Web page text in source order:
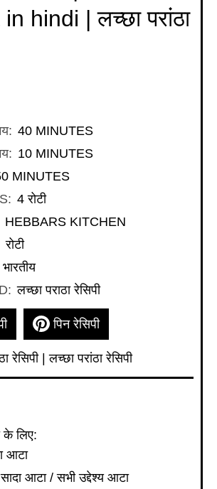
hindi | लच्छा परांठा
40MINUTES
MINUTES
10MINUTES
MINUTES
MINUTES
MINUTES
4 रोटी
HEBBARS KITCHEN
रोटी
भारतीय
लच्छा पराठा रेसिपी
पिन रेसिपी
रेसिपी | लच्छा परांठा रेसिपी
के लिए:
आटा
आटा / सभी उद्देश्य आटा